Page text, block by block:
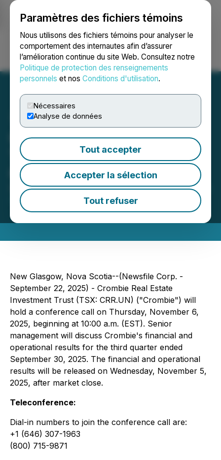
Paramètres des fichiers témoins
Nous utilisons des fichiers témoins pour analyser le
comportement des internautes afin d’assurer
l’amélioration continue du site Web. Consultez notre
Politique de protection des renseignements
personnels et nos Conditions d'utilisation.
Nécessaires
Analyse de données
Tout accepter
Accepter la sélection
Tout refuser
Ouvrir une session Recherche English
Crombie REIT Schedules
Third Quarter 2025
Conference Call
September 22, 2025 9:40 AM EDT | Source:Crombie
Real Estate Investment Trust
New Glasgow, Nova Scotia--(Newsfile Corp. -
September 22, 2025) - Crombie Real Estate
Investment Trust (TSX: CRR.UN) ("Crombie") will
hold a conference call on Thursday, November 6,
2025, beginning at 10:00 a.m. (EST). Senior
management will discuss Crombie's financial and
operational results for the third quarter ended
September 30, 2025. The financial and operational
results will be released on Wednesday, November 5,
2025, after market close.
Teleconference:
Dial-in numbers to join the conference call are:
+1 (646) 307-1963
(800) 715-9871